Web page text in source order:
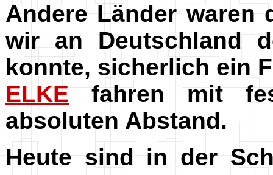
Andere Länder waren
wir an Deutschland
konnte, sicherlich ein
ELKE fahren mit
absoluten Abstand.
Heute sind in der